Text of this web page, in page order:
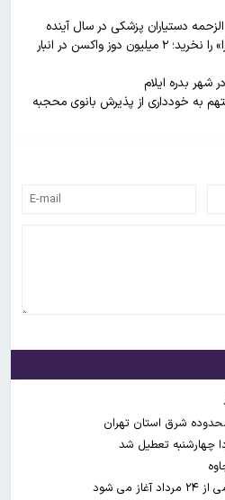
وزارت بهداشت واکسن‌های «نورا» را نخرید؛ ۲ میلیون دوز واکسن در انبار
به خودداری از پذیرش بانوی محجبه
شرق استان تهران
چهارشنبه تعطیل شد
می شود